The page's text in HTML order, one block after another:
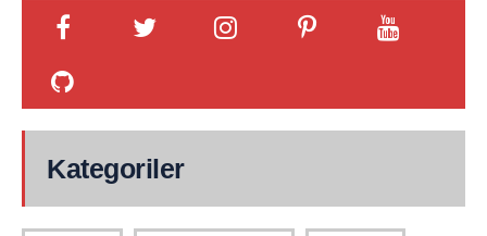
Kategoriler